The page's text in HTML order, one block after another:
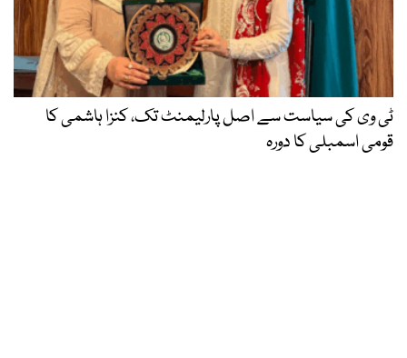
ٹی وی کی سیاست سے اصل پارلیمنٹ تک، کنزا ہاشمی کا
قومی اسمبلی کا دورہ